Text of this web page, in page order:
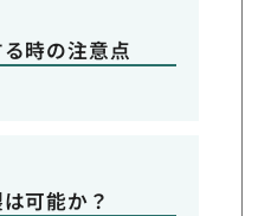
時の注意点
可能か？